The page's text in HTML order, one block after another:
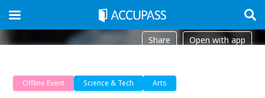
Share Open with app
Offline Event Science & Tech Arts